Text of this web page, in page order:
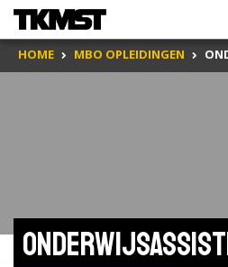
HOME MBO OPLEIDINGEN